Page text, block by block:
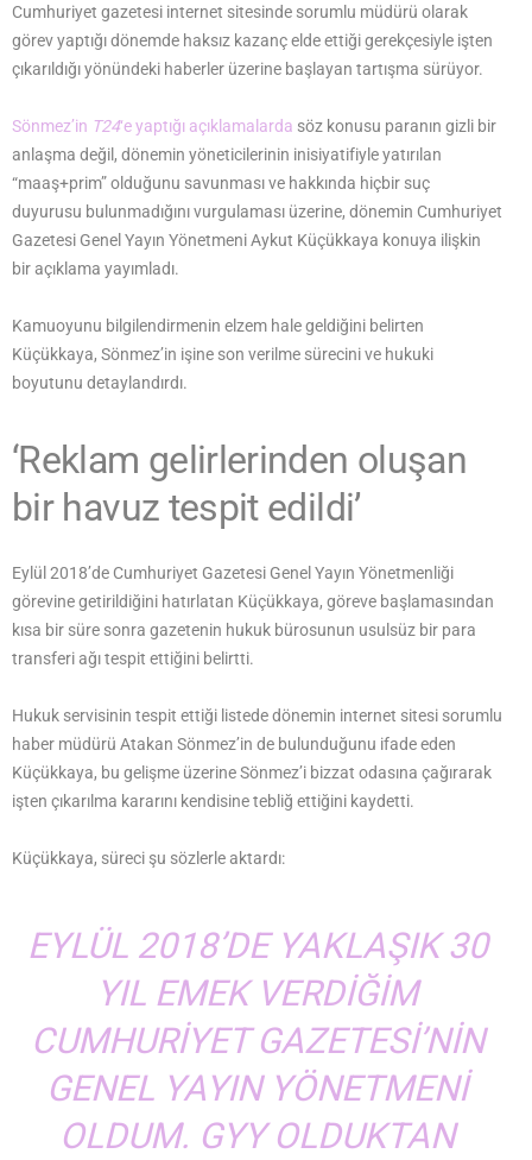
Cumhuriyet gazetesi internet sitesinde sorumlu müdürü olarak
görev yaptığı dönemde haksız kazanç elde ettiği gerekçesiyle işten
çıkarıldığı yönündeki haberler üzerine başlayan tartışma sürüyor.
Sönmez’in T24‘e yaptığı açıklamalarda söz konusu paranın gizli bir
anlaşma değil, dönemin yöneticilerinin inisiyatifiyle yatırılan
“maaş+prim” olduğunu savunması ve hakkında hiçbir suç
duyurusu bulunmadığını vurgulaması üzerine, dönemin Cumhuriyet
Gazetesi Genel Yayın Yönetmeni Aykut Küçükkaya konuya ilişkin
bir açıklama yayımladı.
Kamuoyunu bilgilendirmenin elzem hale geldiğini belirten
Küçükkaya, Sönmez’in işine son verilme sürecini ve hukuki
boyutunu detaylandırdı.
‘Reklam gelirlerinden oluşan
bir havuz tespit edildi’
Eylül 2018’de Cumhuriyet Gazetesi Genel Yayın Yönetmenliği
görevine getirildiğini hatırlatan Küçükkaya, göreve başlamasından
kısa bir süre sonra gazetenin hukuk bürosunun usulsüz bir para
transferi ağı tespit ettiğini belirtti.
Hukuk servisinin tespit ettiği listede dönemin internet sitesi sorumlu
haber müdürü Atakan Sönmez’in de bulunduğunu ifade eden
Küçükkaya, bu gelişme üzerine Sönmez’i bizzat odasına çağırarak
işten çıkarılma kararını kendisine tebliğ ettiğini kaydetti.
Küçükkaya, süreci şu sözlerle aktardı:
EYLÜL 2018’DE YAKLAŞIK 30
YIL EMEK VERDIĞIM
CUMHURIYET GAZETESI’NIN
GENEL YAYIN YÖNETMENI
OLDUM. GYY OLDUKTAN